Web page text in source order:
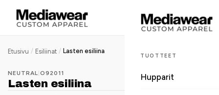
TUOTTEET
Hupparit
Etusivu / Esiliinat / Lasten esiliina
NEUTRAL O92011
Lasten esiliina